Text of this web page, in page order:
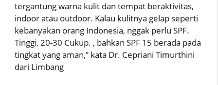
tergantung warna kulit dan tempat beraktivitas,
indoor atau outdoor. Kalau kulitnya gelap seperti
kebanyakan orang Indonesia, nggak perlu SPF.
Tinggi, 20-30 Cukup. , bahkan SPF 15 berada pada
tingkat yang aman,” kata Dr. Cepriani Timurthini
dari Limbang